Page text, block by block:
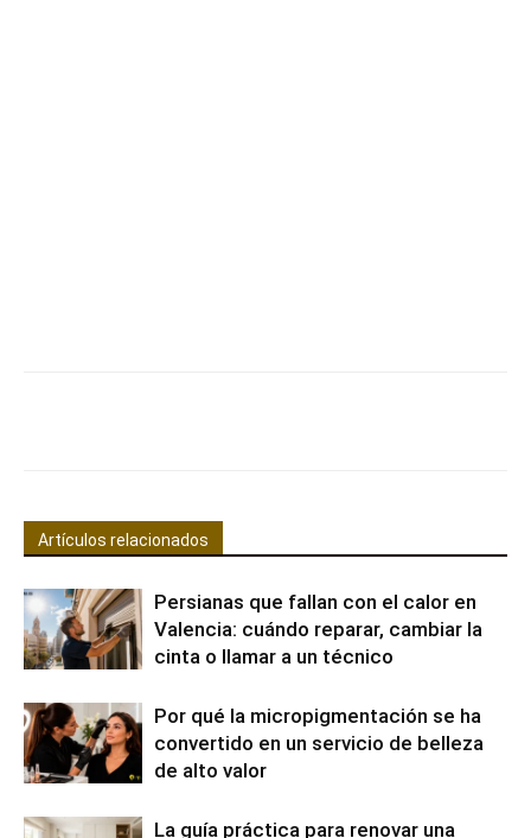
Artículos relacionados
Persianas que fallan con el calor en
Valencia: cuándo reparar, cambiar la
cinta o llamar a un técnico
Por qué la micropigmentación se ha
convertido en un servicio de belleza
de alto valor
La guía práctica para renovar una